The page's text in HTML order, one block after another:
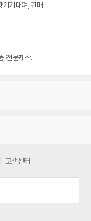
기대여, 판매
, 전문제작.
고객센터